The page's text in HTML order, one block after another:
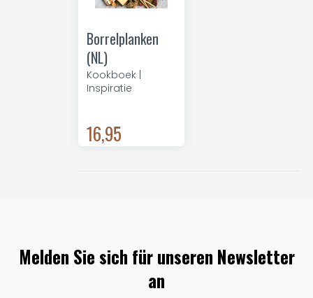
Borrelplanken
(NL)
Kookboek |
Inspiratie
16,95
Melden Sie sich für unseren Newsletter
an